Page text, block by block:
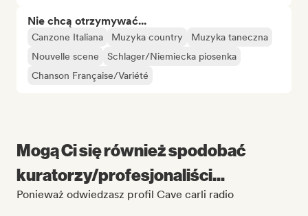
Nie chcą otrzymywać...
Canzone Italiana Muzyka country
Muzyka taneczna
Nouvelle scene
Schlager/Niemiecka piosenka
Chanson Française/Variété
Mogą Ci się również spodobać
kuratorzy/profesjonaliści...
Ponieważ odwiedzasz profil Cave carli radio